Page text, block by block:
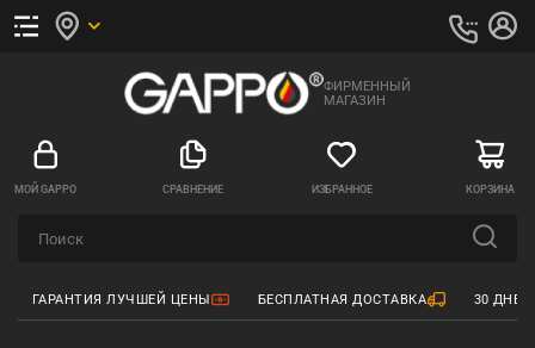
ФИРМЕННЫЙ
МАГАЗИН
МОЙ GAPPO СРАВНЕНИЕ ИЗБРАННОЕ КОРЗИНА
ГАРАНТИЯ ЛУЧШЕЙ ЦЕНЫ БЕСПЛАТНАЯ ДОСТАВКА 30